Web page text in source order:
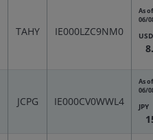
TAHY IE000LZC9NM0
As of
06/
USD
JCPG IE000CV0WWL4
As of
06/
JPY